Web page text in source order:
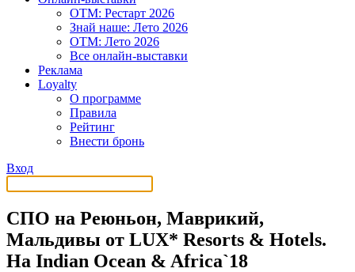
OTM: Рестарт 2026
Знай наше: Лето 2026
OTM: Лето 2026
Все онлайн-выставки
Реклама
Loyalty
О программе
Правила
Рейтинг
Внести бронь
Вход
СПО на Реюньон, Маврикий,
Мальдивы от LUX* Resorts & Hotels.
На Indian Ocean & Africa`18